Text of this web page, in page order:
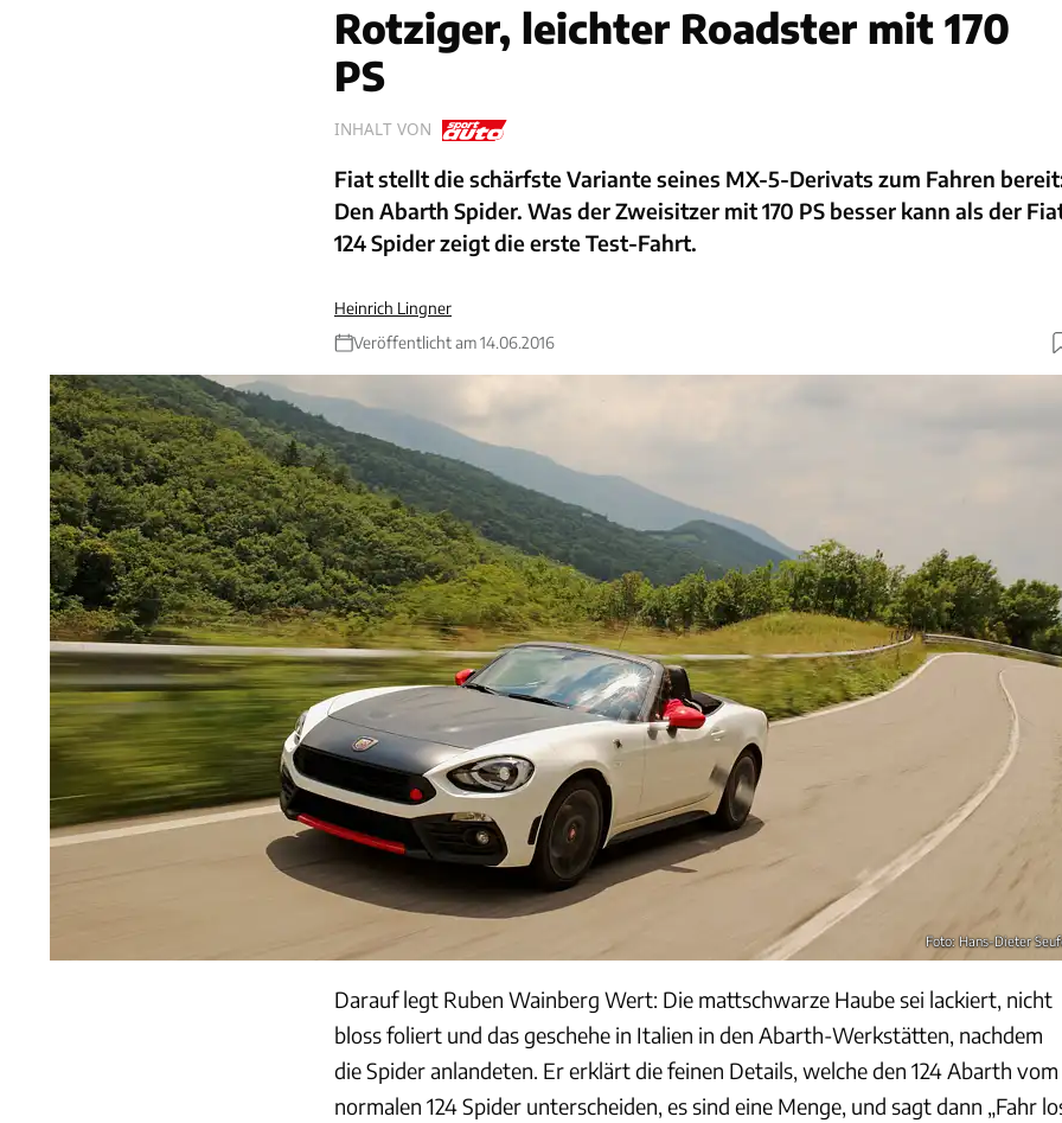
Rotziger, leichter Roadster mit 170
PS
INHALT VON
Fiat stellt die schärfste Variante seines MX-5-Derivats zum Fahren
Den Abarth Spider. Was der Zweisitzer mit 170 PS besser kann als der
124 Spider zeigt die erste Test-Fahrt.
Heinrich Lingner
Veröffentlicht am 14.06.2016
Foto: Hans-Dieter
Darauf legt Ruben Wainberg Wert: Die mattschwarze Haube sei lackiert, nicht
bloss foliert und das geschehe in Italien in den Abarth-Werkstätten, nachdem
die Spider anlandeten. Er erklärt die feinen Details, welche den 124 Abarth vom
normalen 124 Spider unterscheiden, es sind eine Menge, und sagt dann „Fahr